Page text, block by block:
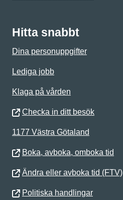
Hitta snabbt
Dina personuppgifter
Lediga jobb
Klaga på vården
Checka in ditt besök
1177 Västra Götaland
Boka, avboka, omboka tid
Ändra eller avboka tid (FTV)
Politiska handlingar